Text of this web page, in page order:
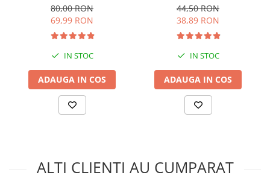
80,00 RON
69,99 RON
IN STOC
ADAUGA IN COS
44,50 RON
38,89 RON
IN STOC
ADAUGA IN COS
ALTI CLIENTI AU CUMPARAT